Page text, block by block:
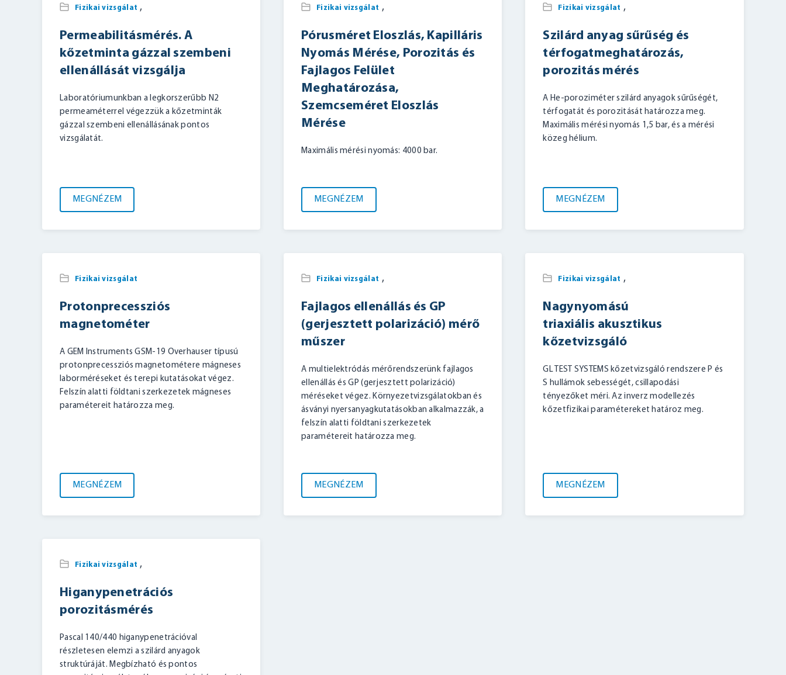
BELÉPÉS
Fizikai vizsgálat ,
Permeabilitásmérés. A
kőzetminta gázzal szembeni
ellenállását vizsgálja
Laboratóriumunkban a legkorszerűbb N2
permeaméterrel végezzük a kőzetminták
gázzal szembeni ellenállásának pontos
vizsgálatát.
MEGNÉZEM
Fizikai vizsgálat ,
Pórusméret Eloszlás, Kapilláris
Nyomás Mérése, Porozitás és
Fajlagos Felület
Meghatározása,
Szemcseméret Eloszlás
Mérése
Maximális mérési nyomás: 4000 bar.
MEGNÉZEM
Fizikai vizsgálat ,
Szilárd anyag sűrűség és
térfogatmeghatározás,
porozitás mérés
A He-poroziméter szilárd anyagok sűrűségét,
térfogatát és porozitását határozza meg.
Maximális mérési nyomás 1,5 bar, és a mérési
közeg hélium.
MEGNÉZEM
Fizikai vizsgálat
Protonprecessziós
magnetométer
A GEM Instruments GSM-19 Overhauser típusú
protonprecessziós magnetométere mágneses
laborméréseket és terepi kutatásokat végez.
Felszín alatti földtani szerkezetek mágneses
paramétereit határozza meg.
MEGNÉZEM
Fizikai vizsgálat ,
Fajlagos ellenállás és GP
(gerjesztett polarizáció) mérő
műszer
A multielektródás mérőrendszerünk fajlagos
ellenállás és GP (gerjesztett polarizáció)
méréseket végez. Környezetvizsgálatokban és
ásványi nyersanyagkutatásokban alkalmazzák, a
felszín alatti földtani szerkezetek
paramétereit határozza meg.
MEGNÉZEM
Fizikai vizsgálat ,
Nagynyomású
triaxiális akusztikus
kőzetvizsgáló
GL TEST SYSTEMS kőzetvizsgáló rendszere P és
S hullámok sebességét, csillapodási
tényezőket méri. Az inverz modellezés
kőzetfizikai paramétereket határoz meg.
MEGNÉZEM
Fizikai vizsgálat ,
Higanypenetrációs
porozitásmérés
Pascal 140/440 higanypenetrációval
részletesen elemzi a szilárd anyagok
struktúráját. Megbízható és pontos